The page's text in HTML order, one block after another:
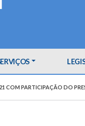
COM PARTICIPAÇÃO DO